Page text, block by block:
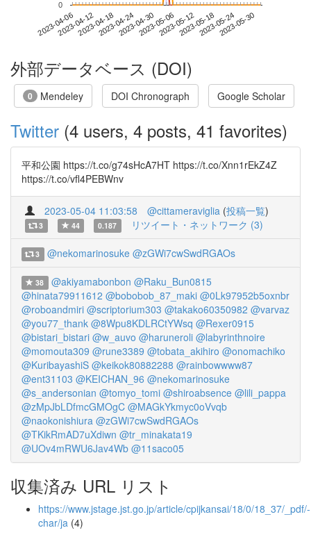
2023-04-062023-04-122023-04-182023-04-242023-04-302023-05-062023-05-122023-05-182023-05-242023-05-30
0
外部データベース (DOI)
0 Mendeley DOI Chronograph Google Scholar
Twitter (4 users, 4 posts, 41 favorites)
平和公園 https://t.co/g74sHcA7HT https://t.co/Xnn1rEkZ4Z
https://t.co/vfl4PEBWnv
2023-05-04 11:03:58 @cittameraviglia (投稿一覧)
3 44 0.187 リツイート・ネットワーク (3)
3 @nekomarinosuke @zGWi7cwSwdRGAOs
38 @akiyamabonbon @Raku_Bun0815
@hinata79911612 @bobobob_87_maki @0Lk97952b5oxnbr
@roboandmiri @scriptorium303 @takako60350982 @varvaz
@you77_thank @8Wpu8KDLRCtYWsq @Rexer0915
@bistari_bistari @w_auvo @haruneroli @labyrinthnoire
@momouta309 @rune3389 @tobata_akihiro @onomachiko
@KuribayashiS @keikok80882288 @rainbowwww87
@ent31103 @KEICHAN_96 @nekomarinosuke
@s_andersonian @tomyo_tomi @shiroabsence @lili_pappa
@zMpJbLDfmcGMOgC @MAGkYkmyc0oVvqb
@naokonishiura @zGWi7cwSwdRGAOs
@TKikRmAD7uXdiwn @tr_minakata19
@UOv4mRWU6Jav4Wb @11saco05
収集済み URL リスト
https://www.jstage.jst.go.jp/article/cpijkansai/18/0/18_37/_pdf/-
char/ja (4)